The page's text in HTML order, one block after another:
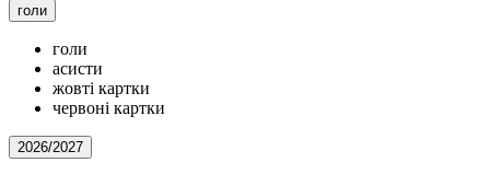
голи
голи
асисти
жовті картки
червоні картки
2026/2027